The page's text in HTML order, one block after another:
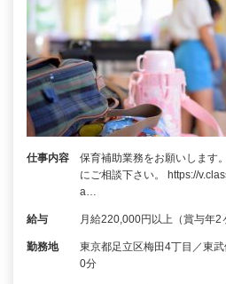
仕事内容
保育補助業務をお願いします
にご相談下さい。 https://
a…
給与 月給220,000円以上（賞与年2
勤務地
東京都足立区梅田4丁目／東
0分